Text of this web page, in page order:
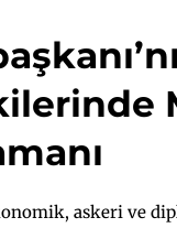
askeri ve